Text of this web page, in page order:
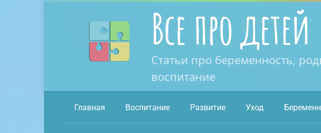
Все про детей
Статьи про беременность,
воспитание
Главная Воспитание Развитие Уход